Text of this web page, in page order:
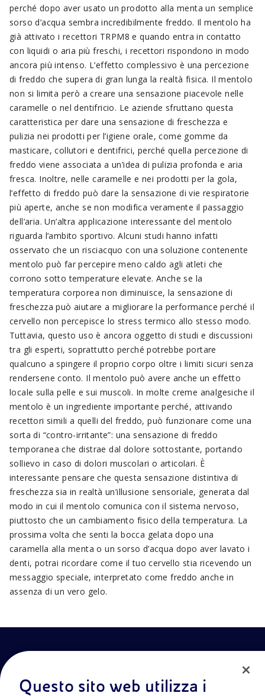
perché dopo aver usato un prodotto alla menta un semplice
sorso d’acqua sembra incredibilmente freddo. Il mentolo ha
già attivato i recettori TRPM8 e quando entra in contatto
con liquidi o aria più freschi, i recettori rispondono in modo
ancora più intenso. L’effetto complessivo è una percezione
di freddo che supera di gran lunga la realtà fisica. Il mentolo
non si limita però a creare una sensazione piacevole nelle
caramelle o nel dentifricio. Le aziende sfruttano questa
caratteristica per dare una sensazione di freschezza e
pulizia nei prodotti per l’igiene orale, come gomme da
masticare, collutori e dentifrici, perché quella percezione di
freddo viene associata a un’idea di pulizia profonda e aria
fresca. Inoltre, nelle caramelle e nei prodotti per la gola,
l’effetto di freddo può dare la sensazione di vie respiratorie
più aperte, anche se non modifica veramente il passaggio
dell’aria. Un’altra applicazione interessante del mentolo
riguarda l’ambito sportivo. Alcuni studi hanno infatti
osservato che un risciacquo con una soluzione contenente
mentolo può far percepire meno caldo agli atleti che
corrono sotto temperature elevate. Anche se la
temperatura corporea non diminuisce, la sensazione di
freschezza può aiutare a migliorare la performance perché il
cervello non percepisce lo stress termico allo stesso modo.
Tuttavia, questo uso è ancora oggetto di studi e discussioni
tra gli esperti, soprattutto perché potrebbe portare
qualcuno a spingere il proprio corpo oltre i limiti sicuri senza
rendersene conto. Il mentolo può avere anche un effetto
locale sulla pelle e sui muscoli. In molte creme analgesiche il
mentolo è un ingrediente importante perché, attivando
recettori simili a quelli del freddo, può funzionare come una
sorta di “contro-irritante”: una sensazione di freddo
temporanea che distrae dal dolore sottostante, portando
sollievo in caso di dolori muscolari o articolari. È
interessante pensare che questa sensazione distintiva di
freschezza sia in realtà un’illusione sensoriale, generata dal
modo in cui il mentolo comunica con il sistema nervoso,
piuttosto che un cambiamento fisico della temperatura. La
prossima volta che senti la bocca gelata dopo una
caramella alla menta o un sorso d’acqua dopo aver lavato i
denti, potrai ricordare come il tuo cervello stia ricevendo un
messaggio speciale, interpretato come freddo anche in
assenza di un vero gelo.
Questo sito web utilizza i